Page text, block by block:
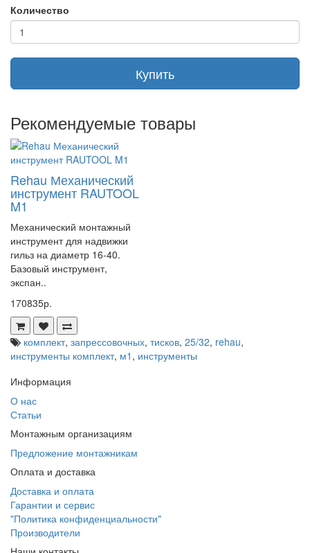
Количество
Купить
Рекомендуемые товары
Rehau Механический
инструмент RAUTOOL
M1
Механический монтажный
инструмент для надвижки
гильз на диаметр 16-40.
Базовый инструмент,
экспан..
170835р.
комплект, запрессовочных, тисков, 25/32, rehau,
инструменты комплект, м1 , инструменты
Информация
О нас
Статьи
Монтажным организациям
Предложение монтажникам
Оплата и доставка
Доставка и оплата
Гарантии и сервис
"Политика конфиденциальности"
Производители